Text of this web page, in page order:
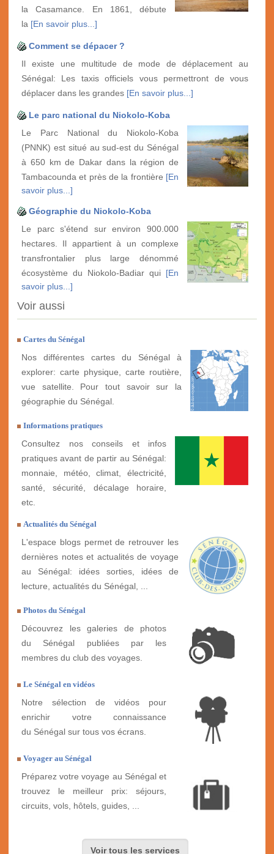
la Casamance. En 1861, débute
la [En savoir plus...]
Comment se dépacer ?
Il existe une multitude de mode de déplacement au
Sénégal: Les taxis officiels vous permettront de vous
déplacer dans les grandes [En savoir plus...]
Le parc national du Niokolo-Koba
Le Parc National du Niokolo-Koba
(PNNK) est situé au sud-est du Sénégal
à 650 km de Dakar dans la région de
Tambacounda et près de la frontière [En
savoir plus...]
Géographie du Niokolo-Koba
Le parc s'étend sur environ 900.000
hectares. Il appartient à un complexe
transfrontalier plus large dénommé
écosystème du Niokolo-Badiar qui [En
savoir plus...]
Voir aussi
Cartes du Sénégal
Nos différentes cartes du Sénégal à
explorer: carte physique, carte routière,
vue satellite. Pour tout savoir sur la
géographie du Sénégal.
Informations pratiques
Consultez nos conseils et infos
pratiques avant de partir au Sénégal:
monnaie, météo, climat, électricité,
santé, sécurité, décalage horaire,
etc.
Actualités du Sénégal
L'espace blogs permet de retrouver les
dernières notes et actualités de voyage
au Sénégal: idées sorties, idées de
lecture, actualités du Sénégal, ...
Photos du Sénégal
Découvrez les galeries de photos
du Sénégal publiées par les
membres du club des voyages.
Le Sénégal en vidéos
Notre sélection de vidéos pour
enrichir votre connaissance
du Sénégal sur tous vos écrans.
Voyager au Sénégal
Préparez votre voyage au Sénégal et
trouvez le meilleur prix: séjours,
circuits, vols, hôtels, guides, ...
Voir tous les services